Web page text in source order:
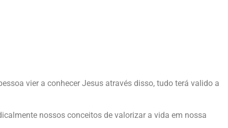
vier a conhecer Jesus através disso, tudo terá valido a
nossos conceitos de valorizar a vida em nossa